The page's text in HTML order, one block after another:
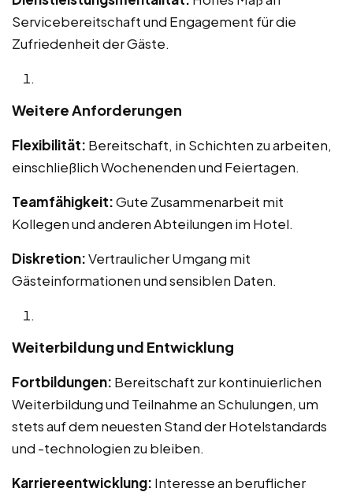
Servicebereitschaft und Engagement für die
Zufriedenheit der Gäste.
Weitere Anforderungen
Flexibilität: Bereitschaft, in Schichten zu arbeiten,
einschließlich Wochenenden und Feiertagen.
Teamfähigkeit:Gute Zusammenarbeit mit
Kollegen und anderen Abteilungen im Hotel.
Diskretion:Vertraulicher Umgang mit
Gästeinformationen und sensiblen Daten.
Weiterbildung und Entwicklung
Fortbildungen: Bereitschaft zur kontinuierlichen
Weiterbildung und Teilnahme an Schulungen, um
stets auf dem neuesten Stand der Hotelstandards
und -technologien zu bleiben.
Karriereentwicklung: Interesse an beruflicher